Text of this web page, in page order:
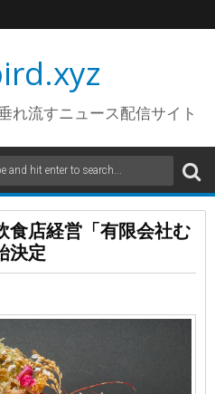
れ流すニュース配信サイト
食店経営「有限会社む
決定